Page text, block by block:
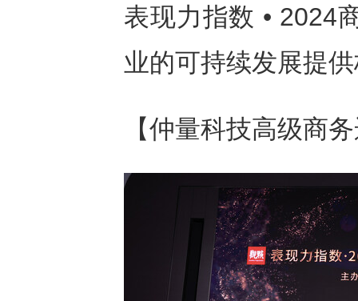
表现力指数 • 2024
业的可持续发展提
【仲量科技高级商